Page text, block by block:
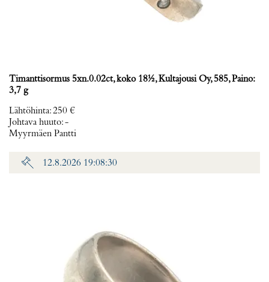
Timanttisormus 5xn.0.02ct, koko 18½, Kultajousi Oy, 585, Paino:
3,7 g
Lähtöhinta:250 €
Johtava huuto:-
Myyrmäen Pantti
12.8.2026 19:08:30